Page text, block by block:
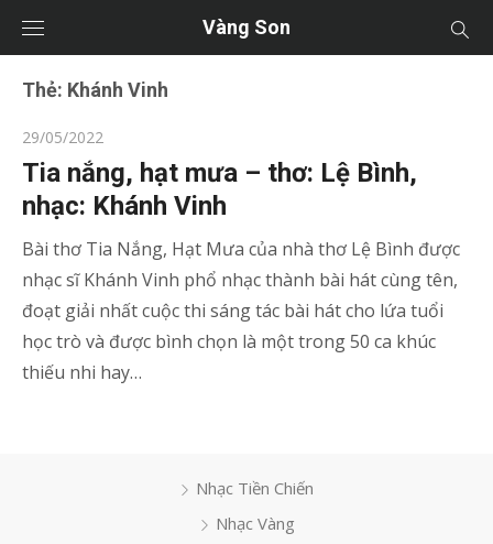
Vàng Son
Thẻ: Khánh Vinh
Posted
on
29/05/2022
Tia nắng, hạt mưa – thơ: Lệ Bình,
nhạc: Khánh Vinh
Bài thơ Tia Nắng, Hạt Mưa của nhà thơ Lệ Bình được
nhạc sĩ Khánh Vinh phổ nhạc thành bài hát cùng tên,
đoạt giải nhất cuộc thi sáng tác bài hát cho lứa tuổi
học trò và được bình chọn là một trong 50 ca khúc
thiếu nhi hay…
Nhạc Tiền Chiến
Nhạc Vàng